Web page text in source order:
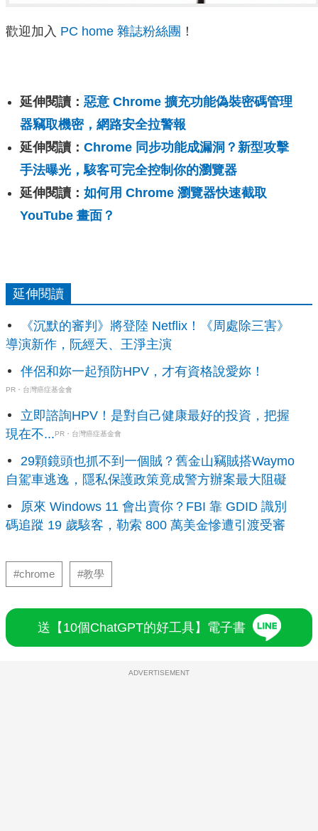
歡迎加入 PC home 雜誌粉絲團 ！
延伸閱讀： 惡意 Chrome 擴充功能偽裝密碼管理
器竊取機密，網路安全拉警報
延伸閱讀： Chrome 同步功能成漏洞？新型攻擊
手法曝光，駭客可完全控制你的瀏覽器
延伸閱讀： 如何用 Chrome 瀏覽器快速截取
YouTube 畫面？
延伸閱讀
《沉默的審判》將登陸 Netflix！《周處除三害》
導演新作，阮經天、王淨主演
伴侶和妳一起預防HPV，才有資格說愛妳！
PR・台灣癌症基金會
立即諮詢HPV！是對自己健康最好的投資，把握
現在不...PR・台灣癌症基金會
29顆鏡頭也抓不到一個賊？舊金山竊賊搭Waymo
自駕車逃逸，隱私保護政策竟成警方辦案最大阻礙
原來 Windows 11 會出賣你？FBI 靠 GDID 識別
碼追蹤 19 歲駭客，勒索 800 萬美金慘遭引渡受審
#chrome #教學
送【10個ChatGPT的好工具】電子書
ADVERTISEMENT